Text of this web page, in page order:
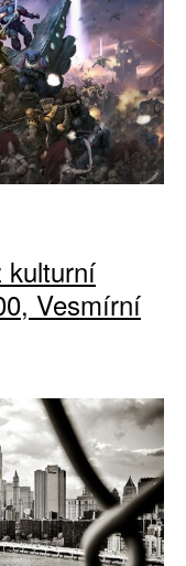
kulturní
Vesmírní